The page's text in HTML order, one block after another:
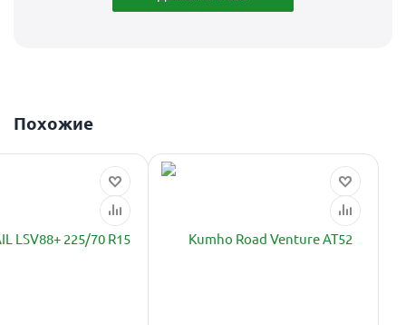
Похожие